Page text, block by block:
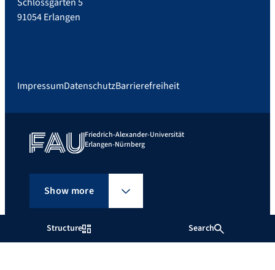
Structure Search
91054 Erlangen
ImpressumDatenschutzBarrierefreiheit
Friedrich-Alexander-Universität
Erlangen-Nürnberg
Show more